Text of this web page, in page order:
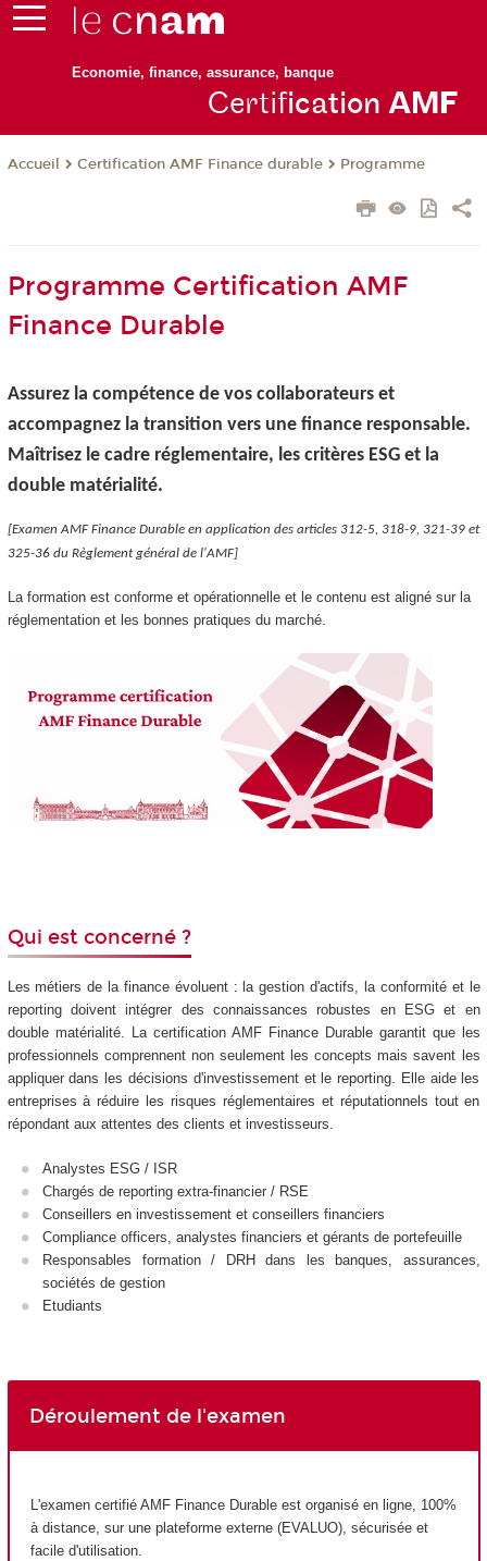
Economie, finance, assurance, banque
Certification AMF
Accueil Certification AMF Finance durable Programme
Programme Certification AMF
Finance Durable
Assurez la compétence de vos collaborateurs et
accompagnez la transition vers une finance responsable.
Maîtrisez le cadre réglementaire, les critères ESG et la
double matérialité.
[Examen AMF Finance Durable en application des articles 312-5, 318-9, 321-39 et
325-36 du Règlement général de l'AMF]
La formation est conforme et opérationnelle et le contenu est aligné sur la
réglementation et les bonnes pratiques du marché.
Qui est concerné ?
Les métiers de la finance évoluent : la gestion d'actifs, la conformité et le
reporting doivent intégrer des connaissances robustes en ESG et en
double matérialité. La certification AMF Finance Durable garantit que les
professionnels comprennent non seulement les concepts mais savent les
appliquer dans les décisions d'investissement et le reporting. Elle aide les
entreprises à réduire les risques réglementaires et réputationnels tout en
répondant aux attentes des clients et investisseurs.
Analystes ESG / ISR
Chargés de reporting extra-financier / RSE
Conseillers en investissement et conseillers financiers
Compliance officers, analystes financiers et gérants de portefeuille
Responsables formation / DRH dans les banques, assurances,
sociétés de gestion
Etudiants
Déroulement de l'examen
L'examen certifié AMF Finance Durable est organisé en ligne, 100%
à distance, sur une plateforme externe (EVALUO), sécurisée et
facile d'utilisation.